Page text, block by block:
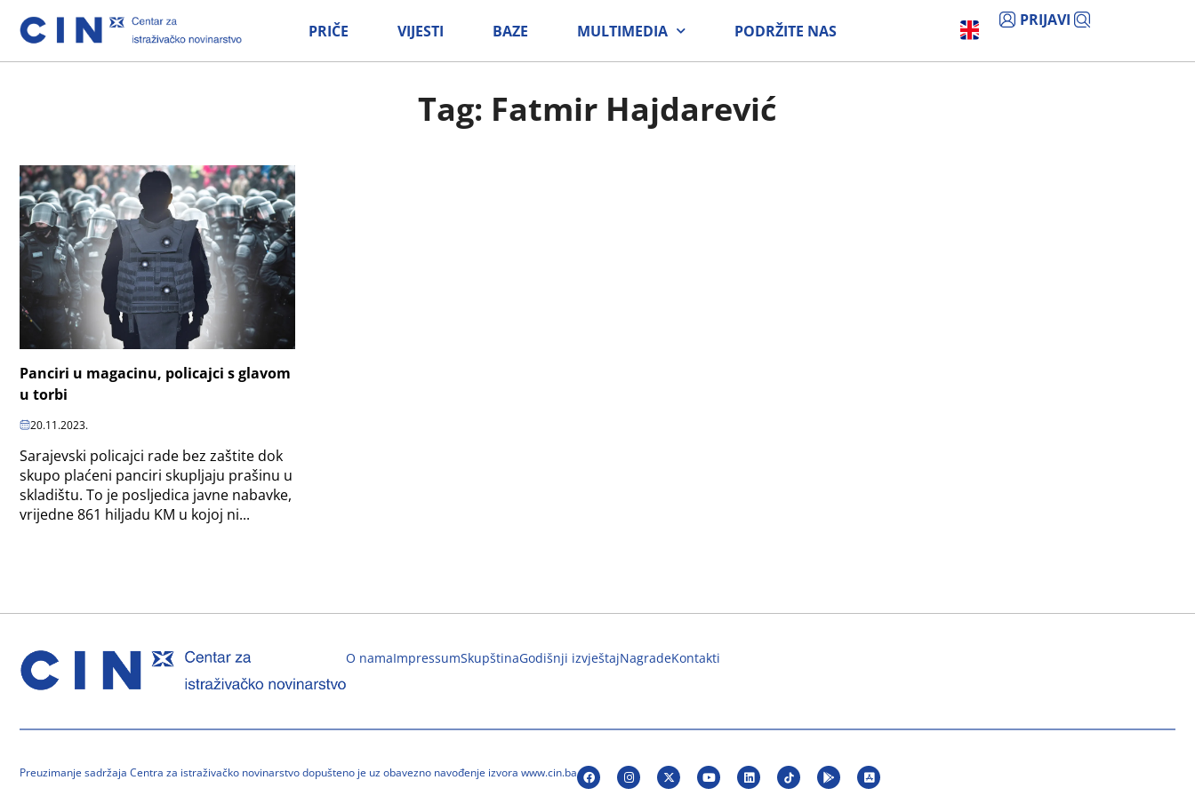
PRIČE VIJESTI BAZE MULTIMEDIA PODRŽITE NAS
PRIJAVI
Tag: Fatmir Hajdarević
Panciri u magacinu, policajci s glavom
u torbi
20.11.2023.
Sarajevski policajci rade bez zaštite dok
skupo plaćeni panciri skupljaju prašinu u
skladištu. To je posljedica javne nabavke,
vrijedne 861 hiljadu KM u kojoj ni...
O namaImpressumSkupštinaGodišnji izvještajNagradeKontakti
Preuzimanje sadržaja Centra za istraživačko novinarstvo dopušteno je uz obavezno navođenje izvora www.cin.ba